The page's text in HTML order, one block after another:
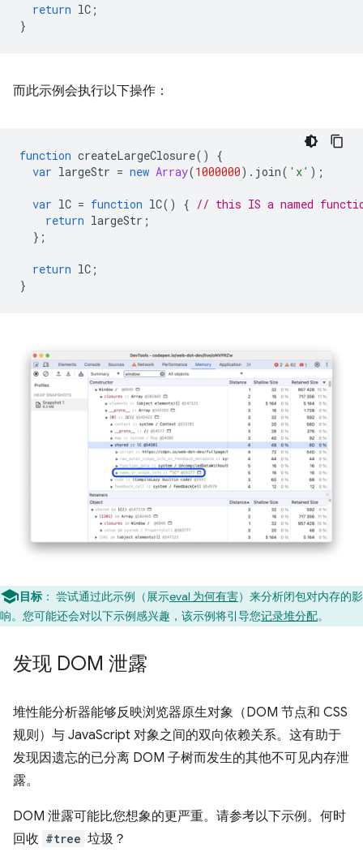
return lC ;
}
而此示例会执行以下操作：
function createLargeClosure()
{
var largeStr = new Array(1000000). join( 'x' );
var lC = function lC() { // this IS a named
return largeStr ;
};
return lC ;
}
目标 ： 尝试通过此示例（展示eval 为何有害）来分析闭包对内存的影
响。您可能还会对以下示例感兴趣，该示例将引导您记录堆分配。
发现 DOM 泄露
堆性能分析器能够反映浏览器原生对象（DOM 节点和 CSS
规则）与 JavaScript 对象之间的双向依赖关系。这有助于
发现因遗忘的已分离 DOM 子树而发生的其他不可见内存泄
露。
DOM 泄露可能比您想象的更严重。请参考以下示例。何时
回收 #tree 垃圾？